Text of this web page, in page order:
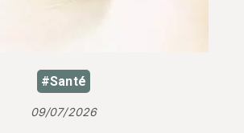
#Santé
09/07/2026